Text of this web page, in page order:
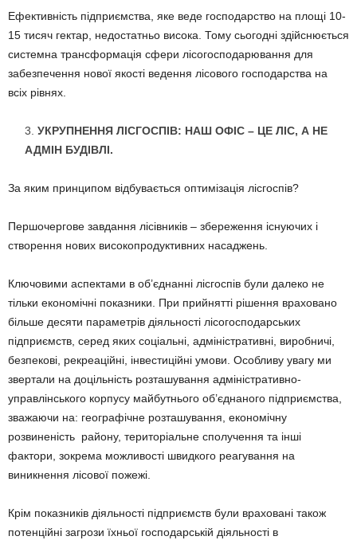
Ефективність підприємства, яке веде господарство на площі 10-
15 тисяч гектар, недостатньо висока. Тому сьогодні здійснюється
системна трансформація сфери лісогосподарювання для
забезпечення нової якості ведення лісового господарства на
всіх рівнях.
УКРУПНЕННЯ ЛІСГОСПІВ: НАШ ОФІС – ЦЕ ЛІС, А НЕ
АДМІН БУДІВЛІ.
За яким принципом відбувається оптимізація лісгоспів?
Першочергове завдання лісівників – збереження існуючих і
створення нових високопродуктивних насаджень.
Ключовими аспектами в об’єднанні лісгоспів були далеко не
тільки економічні показники. При прийнятті рішення враховано
більше десяти параметрів діяльності лісогосподарських
підприємств, серед яких соціальні, адміністративні, виробничі,
безпекові, рекреаційні, інвестиційні умови. Особливу увагу ми
звертали на доцільність розташування адміністративно-
управлінського корпусу майбутнього об’єднаного підприємства,
зважаючи на: географічне розташування, економічну
розвиненість району, територіальне сполучення та інші
фактори, зокрема можливості швидкого реагування на
виникнення лісової пожежі.
Крім показників діяльності підприємств були враховані також
потенційні загрози їхньої господарській діяльності в